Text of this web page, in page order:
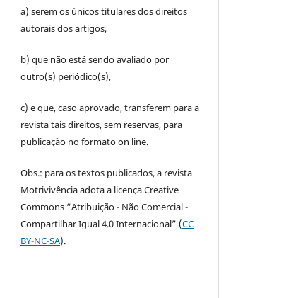
a) serem os únicos titulares dos direitos
autorais dos artigos,
b) que não está sendo avaliado por
outro(s) periódico(s),
c) e que, caso aprovado, transferem para a
revista tais direitos, sem reservas, para
publicação no formato on line.
Obs.: para os textos publicados, a revista
Motrivivência adota a licença Creative
Commons “Atribuição - Não Comercial -
Compartilhar Igual 4.0 Internacional” (CC
BY-NC-SA).